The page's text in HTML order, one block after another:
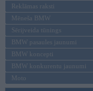
Reklāmas raksti
Mēneša BMW
Sērijveida tūnings
BMW pasaules jaunumi
BMW koncepti
BMW konkurentu jaunumi
Moto